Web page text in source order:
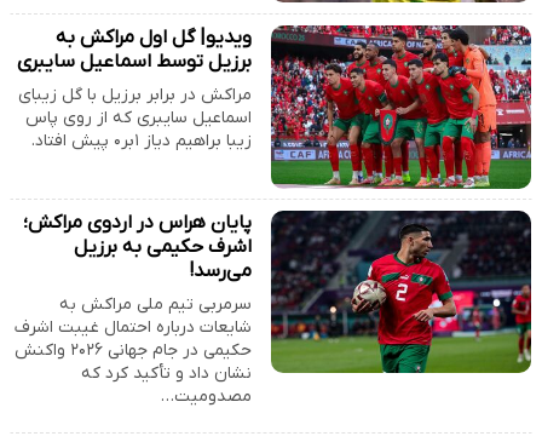
ویدیو| گل اول مراکش به
برزیل توسط اسماعیل سایبری
مراکش در برابر برزیل با گل زیبای
اسماعیل سایبری که از روی پاس
زیبا براهیم دیاز ۱بر۰ پیش افتاد.
پایان هراس در اردوی مراکش؛
اشرف حکیمی به برزیل
می‌رسد!
سرمربی تیم ملی مراکش به
شایعات درباره احتمال غیبت اشرف
حکیمی در جام جهانی ۲۰۲۶ واکنش
نشان داد و تأکید کرد که
مصدومیت…